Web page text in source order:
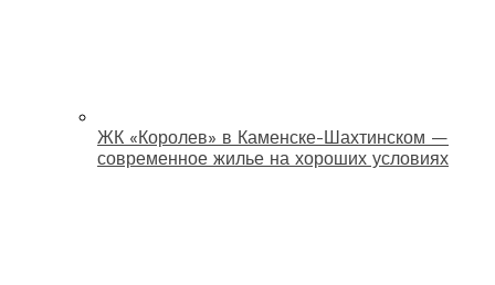
ЖК «Королев» в Каменске-Шахтинском —
современное жилье на хороших условиях